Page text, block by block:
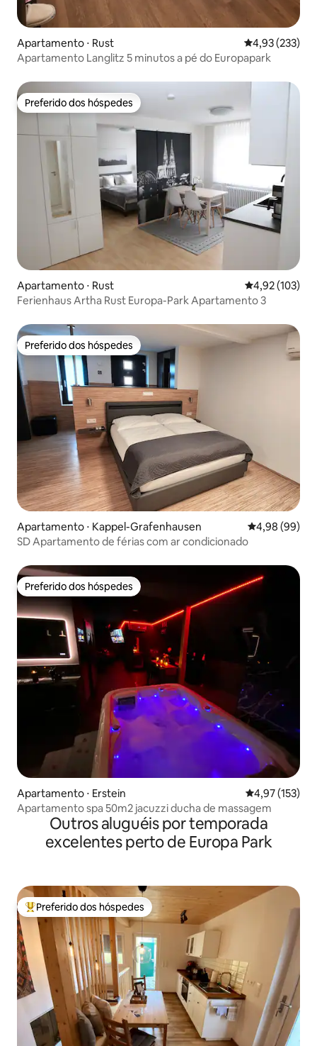
Apartamento ⋅ Rust 4,93 de uma
4,93 (233)
Apartamento Langlitz 5 minutos a pé do Europapark
Preferido dos hóspedes
Preferido dos hóspedes
Apartamento ⋅ Rust 4,92 de uma
4,92 (103)
Ferienhaus Artha Rust Europa-Park Apartamento 3
Preferido dos hóspedes
Preferido dos hóspedes
Apartamento ⋅ Kappel-Grafenhausen 4,98 de uma
4,98 (99)
SD Apartamento de férias com ar condicionado
Preferido dos hóspedes
Preferido dos hóspedes
Apartamento ⋅ Erstein 4,97 de uma
4,97 (153)
Apartamento spa 50m2 jacuzzi ducha de massagem
Outros aluguéis por temporada
excelentes perto de Europa Park
Entre os melhores preferidos dos hóspedes
Preferido dos hóspedes